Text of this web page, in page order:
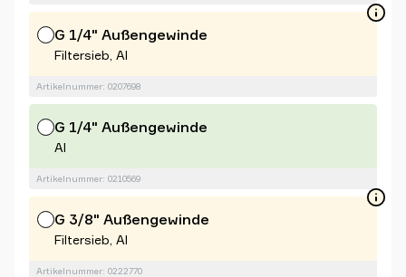
G 1/4" Außengewinde
Filtersieb, Al
Artikelnummer: 0207698
G 1/4" Außengewinde
Al
Artikelnummer: 0210569
G 3/8" Außengewinde
Filtersieb, Al
Artikelnummer: 0222770